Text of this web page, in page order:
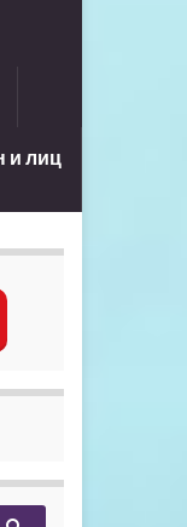
и лиц